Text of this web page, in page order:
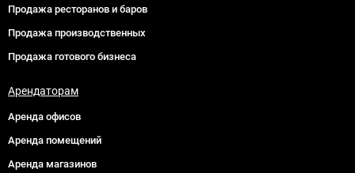
Продажа ресторанов и баров
Продажа производственных
Продажа готового бизнеса
Арендаторам
Аренда офисов
Аренда помещений
Аренда магазинов